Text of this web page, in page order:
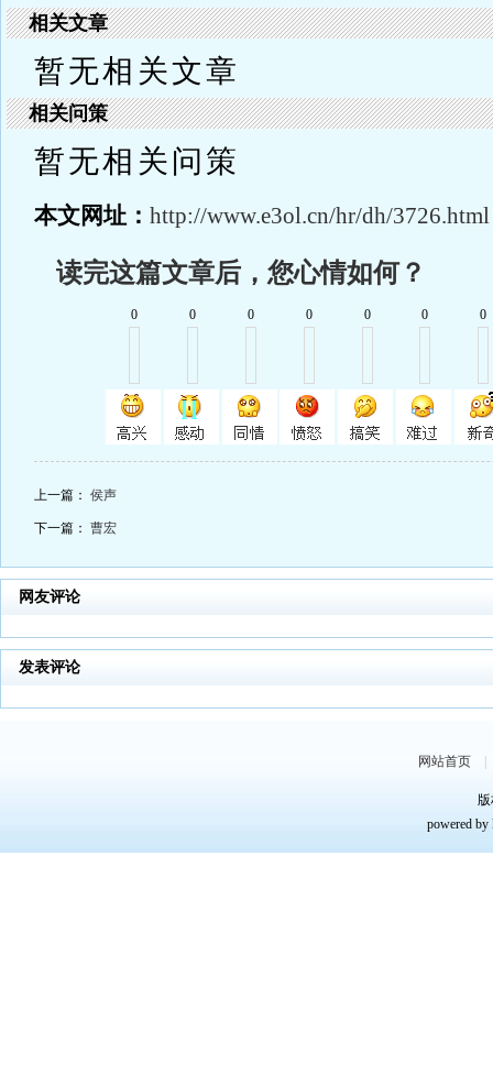
相关文章
暂无相关文章
相关问策
暂无相关问策
本文网址： http://www.e3ol.cn/hr/dh/3726.html
读完这篇文章后，您心情如何？
0 0 0 0 0 0 0
上一篇： 侯声
下一篇： 曹宏
网友评论
发表评论
网站首页
powered by